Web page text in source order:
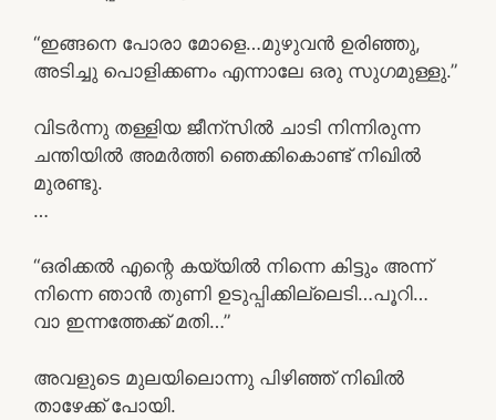
“ഇങ്ങനെ പോരാ മോളെ…മുഴുവൻ ഉരിഞ്ഞു,
അടിച്ചു പൊളിക്കണം എന്നാലേ ഒരു സുഗമുള്ളു.”
വിടർന്നു തള്ളിയ ജീന്സിൽ ചാടി നിന്നിരുന്ന
ചന്തിയിൽ അമർത്തി ഞെക്കികൊണ്ട് നിഖിൽ
മുരണ്ടു.
…
“ഒരിക്കൽ എന്റെ കയ്യിൽ നിന്നെ കിട്ടും അന്ന്
നിന്നെ ഞാൻ തുണി ഉടുപ്പിക്കില്ലെടി…പൂറി…
വാ ഇന്നത്തേക്ക് മതി…”
അവളുടെ മുലയിലൊന്നു പിഴിഞ്ഞ് നിഖിൽ
താഴേക്ക് പോയി.